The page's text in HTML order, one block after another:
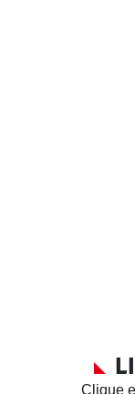
comprando aqui
qualidade.